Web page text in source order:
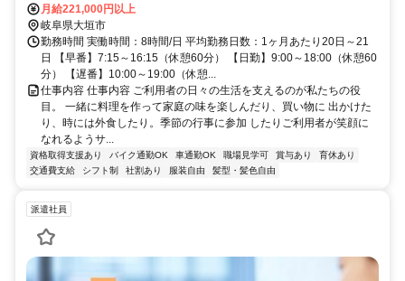
Ｒ東海道本線 穂積南口徒歩約61分 大垣桜高校より南に車1分(約
250m)
月給221,000円以上
岐阜県大垣市
勤務時間 実働時間：8時間/日 平均勤務日数：1ヶ月あたり20日～21
日 【早番】7:15～16:15（休憩60分） 【日勤】9:00～18:00（休憩60
分） 【遅番】10:00～19:00（休憩...
仕事内容 仕事内容 ご利用者の日々の生活を支えるのが私たちの役
目。 一緒に料理を作って家庭の味を楽しんだり、買い物に 出かけた
り、時には外食したり。季節の行事に参加 したりご利用者が笑顔に
なれるようサ...
資格取得支援あり バイク通勤OK 車通勤OK 職場見学可 賞与あり
育休あり
交通費支給
シフト制 社割あり 服装自由 髪型・髪色自由
派遣社員